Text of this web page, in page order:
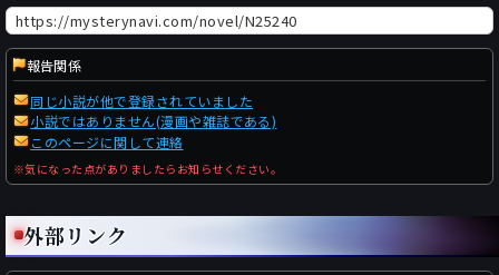
報告関係
同じ小説が他で登録されていました
小説ではありません(漫画や雑誌である)
このページに関して連絡
※気になった点がありましたらお知らせください。
外部リンク